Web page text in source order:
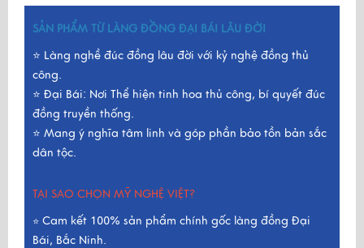
SẢN PHẨM TỪ LÀNG ĐỒNG ĐẠI BÁI LÂU ĐỜI
⭐ Làng nghề đúc đồng lâu đời với kỷ nghệ đồng thủ
công.
⭐ Đại Bái: Nơi Thể hiện tinh hoa thủ công, bí quyết đúc
đồng truyền thống.
⭐ Mang ý nghĩa tâm linh và góp phần bảo tồn bản sắc
dân tộc.
TẠI SAO CHỌN MỸ NGHỆ VIỆT?
⭐ Cam kết 100% sản phẩm chính gốc làng đồng Đại
Bái, Bắc Ninh.